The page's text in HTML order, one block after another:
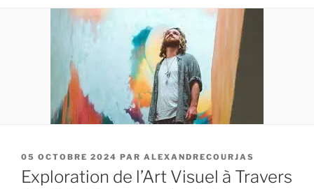
PUBLIÉ
LE
05 OCTOBRE 2024 PAR ALEXANDRECOURJAS
Exploration de l’Art Visuel à Travers